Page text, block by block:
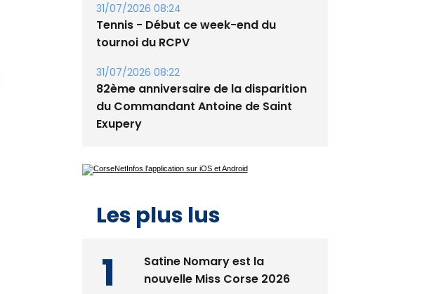
procession le 14 août
31/07/2026 08:24
tournoi du RCPV
31/07/2026 08:22
82ème anniversaire de la disparition